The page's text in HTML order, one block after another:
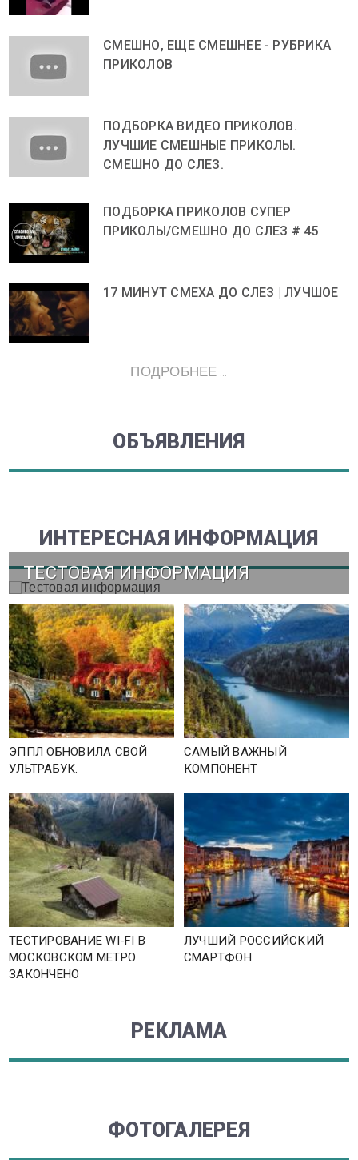
СМЕШНО, ЕЩЕ СМЕШНЕЕ - РУБРИКА
ПРИКОЛОВ
ПОДБОРКА ВИДЕО ПРИКОЛОВ.
ЛУЧШИЕ СМЕШНЫЕ ПРИКОЛЫ.
СМЕШНО ДО СЛЕЗ.
ПОДБОРКА ПРИКОЛОВ СУПЕР
ПРИКОЛЫ/СМЕШНО ДО СЛЕЗ # 45
17 МИНУТ СМЕХА ДО СЛЕЗ | ЛУЧШОЕ
ПОДРОБНЕЕ ...
ОБЪЯВЛЕНИЯ
ИНТЕРЕСНАЯ ИНФОРМАЦИЯ
ТЕСТОВАЯ ИНФОРМАЦИЯ
ЭППЛ ОБНОВИЛА СВОЙ
УЛЬТРАБУК.
САМЫЙ ВАЖНЫЙ
КОМПОНЕНТ
ТЕСТИРОВАНИЕ WI-FI В
МОСКОВСКОМ МЕТРО
ЗАКОНЧЕНО
ЛУЧШИЙ РОССИЙСКИЙ
СМАРТФОН
РЕКЛАМА
ФОТОГАЛЕРЕЯ